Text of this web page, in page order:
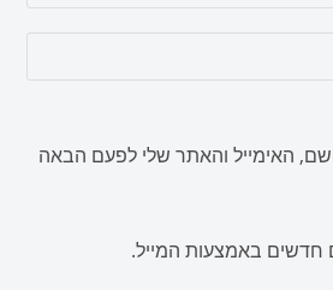
האימייל והאתר שלי לפעם הבאה
חדשים באמצעות המייל.